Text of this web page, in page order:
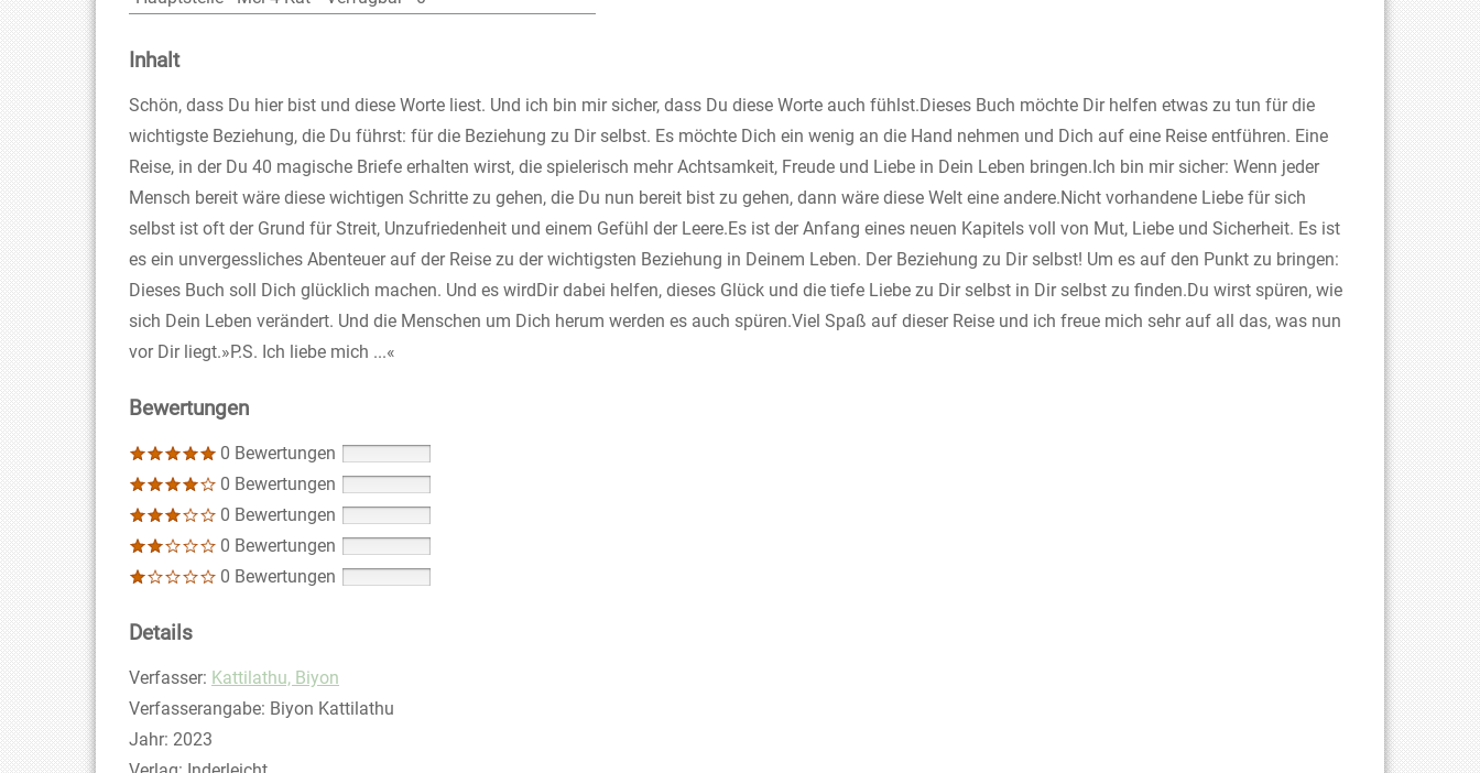
Inhalt
Schön, dass Du hier bist und diese Worte liest. Und ich bin mir sicher, dass Du diese Worte auch fühlst.Dieses Buch möchte Dir helfen etwas zu tun für die
wichtigste Beziehung, die Du führst: für die Beziehung zu Dir selbst. Es möchte Dich ein wenig an die Hand nehmen und Dich auf eine Reise entführen. Eine
Reise, in der Du 40 magische Briefe erhalten wirst, die spielerisch mehr Achtsamkeit, Freude und Liebe in Dein Leben bringen.Ich bin mir sicher: Wenn jeder
Mensch bereit wäre diese wichtigen Schritte zu gehen, die Du nun bereit bist zu gehen, dann wäre diese Welt eine andere.Nicht vorhandene Liebe für sich
selbst ist oft der Grund für Streit, Unzufriedenheit und einem Gefühl der Leere.Es ist der Anfang eines neuen Kapitels voll von Mut, Liebe und Sicherheit. Es ist
es ein unvergessliches Abenteuer auf der Reise zu der wichtigsten Beziehung in Deinem Leben. Der Beziehung zu Dir selbst! Um es auf den Punkt zu bringen:
Dieses Buch soll Dich glücklich machen. Und es wirdDir dabei helfen, dieses Glück und die tiefe Liebe zu Dir selbst in Dir selbst zu finden.Du wirst spüren, wie
sich Dein Leben verändert. Und die Menschen um Dich herum werden es auch spüren.Viel Spaß auf dieser Reise und ich freue mich sehr auf all das, was nun
vor Dir liegt.»P.S. Ich liebe mich ...«
Bewertungen
0 Bewertungen
0 Bewertungen
0 Bewertungen
0 Bewertungen
0 Bewertungen
Details
Verfasser: Suche nach diesem Verfasser
Kattilathu, Biyon
Verfasserangabe: Biyon Kattilathu
Jahr: 2023